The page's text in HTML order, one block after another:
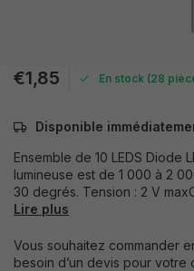
€1,85 En stock (28
Disponible
Ensemble de 10 LEDS Diode
lumineuse est de 1 000 à 2
30 degrés. Tension : 2 V
Lire plus
Vous souhaitez commander
besoin d’un devis pour votre